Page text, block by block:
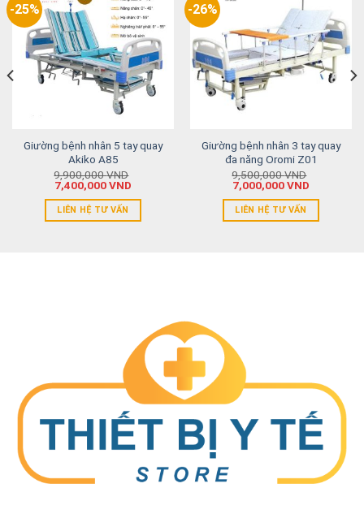
-25%
Giường bệnh nhân 5 tay quay
Akiko A85
9,900,000VND
7,400,000VND
LIÊN HỆ TƯ VẤN
-26%
Giường bệnh nhân 3 tay quay
đa năng Oromi Z01
9,500,000VND
7,000,000VND
LIÊN HỆ TƯ VẤN